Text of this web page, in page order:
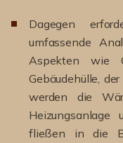
Dagegen
umfassende
Aspekten wie
Gebäudehülle,
werden die
Heizungsanlage
fließen in die